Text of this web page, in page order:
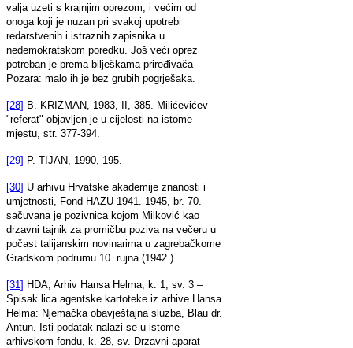
valja uzeti s krajnjim oprezom, i većim od
onoga koji je nuzan pri svakoj upotrebi
redarstvenih i istraznih zapisnika u
nedemokratskom poredku. Još veći oprez
potreban je prema bilješkama priređivača
Pozara: malo ih je bez grubih pogrješaka.
[28] B. KRIZMAN, 1983, II, 385. Milićevićev
"referat" objavljen je u cijelosti na istome
mjestu, str. 377-394.
[29] P. TIJAN, 1990, 195.
[30] U arhivu Hrvatske akademije znanosti i
umjetnosti, Fond HAZU 1941.-1945, br. 70.
sačuvana je pozivnica kojom Milković kao
drzavni tajnik za promičbu poziva na večeru u
počast talijanskim novinarima u zagrebačkome
Gradskom podrumu 10. rujna (1942.).
[31] HDA, Arhiv Hansa Helma, k. 1, sv. 3 –
Spisak lica agentske kartoteke iz arhive Hansa
Helma: Njemačka obavještajna sluzba, Blau dr.
Antun. Isti podatak nalazi se u istome
arhivskom fondu, k. 28, sv. Drzavni aparat